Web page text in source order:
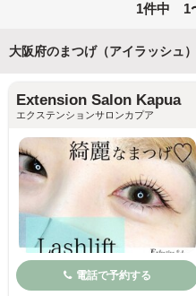
1件中 1
大阪府のまつげ（アイラッシュ
Extension Salon Kapua
エクステンションサロンカプア
電話で予約する